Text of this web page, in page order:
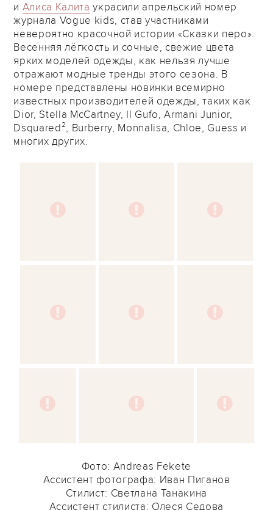
и Алиса Калита украсили апрельский номер
журнала Vogue kids, став участниками
невероятно красочной истории «Сказки перо».
Весенняя лёгкость и сочные, свежие цвета
ярких моделей одежды, как нельзя лучше
отражают модные тренды этого сезона. В
номере представлены новинки всемирно
известных производителей одежды, таких как
Dior, Stella McCartney, Il Gufo, Armani Junior,
Dsquared², Burberry, Monnalisa, Chloe, Guess и
многих других.
Фото: Andreas Fekete
Ассистент фотографа: Иван Пиганов
Стилист: Светлана Танакина
Ассистент стилиста: Олеся Седова